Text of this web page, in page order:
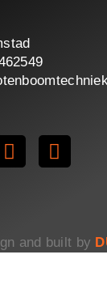
and built by